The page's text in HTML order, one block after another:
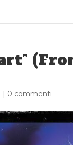
| 0 commenti